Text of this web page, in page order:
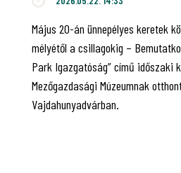
Május 20-án ünnepélyes keretek
mélyétől a csillagokig –
Park Igazgatóság” című időszaki
Mezőgazdasági Múzeumnak
Vajdahunyadvárban.